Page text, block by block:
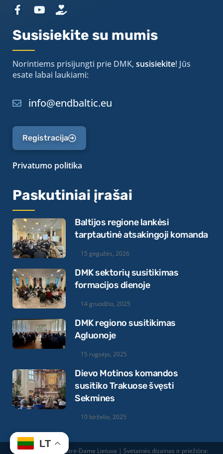
Susisiekite su mumis
Norintiems prisijungti prie DMK, susisiekite! Jūs
esate labai laukiami:
info@endbaltic.eu
Registracija
Privatumo politika
Paskutiniai įrašai
Baltijos regione lankėsi
tarptautinė atsakingoji komanda
15 gegužės, 2026
DMK sektorių susitikimas
formacijos dienoje
14 gruodžio, 2025
DMK regiono susitikimas
Agluonoje
15 rugsėjo, 2025
Dievo Motinos komandos
susitiko Trakuose švęsti
Sekmines
10 birželio, 2025
© 2026 Equipes Notre-Dame Lietuva | Svetainės dizainas ir priežiūra:
LT